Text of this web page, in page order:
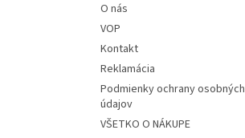
O nás
VOP
Kontakt
Reklamácia
Podmienky ochrany osobných
údajov
VŠETKO O NÁKUPE